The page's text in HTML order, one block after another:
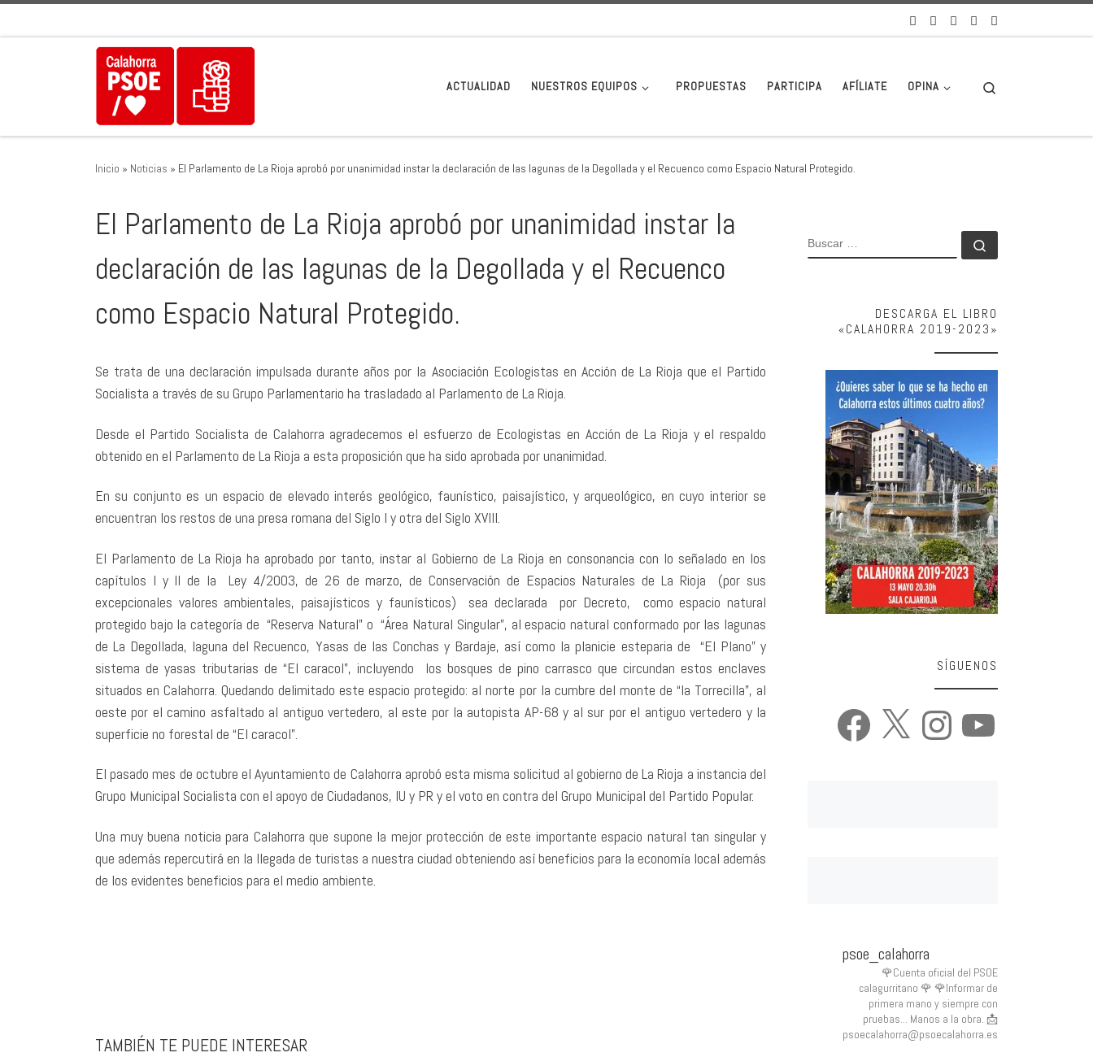
ACTUALIDAD NUESTROS EQUIPOS PROPUESTAS PARTICIPA AFÍLIATE OPINA
Inicio » Noticias » El Parlamento de La Rioja aprobó por unanimidad instar la declaración de las lagunas de la Degollada y el Recuenco como Espacio Natural Protegido.
El Parlamento de La Rioja aprobó por unanimidad instar la
declaración de las lagunas de la Degollada y el Recuenco
como Espacio Natural Protegido.
Se trata de una declaración impulsada durante años por la Asociación Ecologistas en Acción de La Rioja que el Partido
Socialista a través de su Grupo Parlamentario ha trasladado al Parlamento de La Rioja.
Desde el Partido Socialista de Calahorra agradecemos el esfuerzo de Ecologistas en Acción de La Rioja y el respaldo
obtenido en el Parlamento de La Rioja a esta proposición que ha sido aprobada por unanimidad.
En su conjunto es un espacio de elevado interés geológico, faunístico, paisajístico, y arqueológico, en cuyo interior se
encuentran los restos de una presa romana del Siglo I y otra del Siglo XVIII.
El Parlamento de La Rioja ha aprobado por tanto, instar al Gobierno de La Rioja en consonancia con lo señalado en los
capítulos I y II de la Ley 4/2003, de 26 de marzo, de Conservación de Espacios Naturales de La Rioja (por sus
excepcionales valores ambientales, paisajísticos y faunísticos) sea declarada por Decreto, como espacio natural
protegido bajo la categoría de “Reserva Natural” o “Área Natural Singular”, al espacio natural conformado por las lagunas
de La Degollada, laguna del Recuenco, Yasas de las Conchas y Bardaje, así como la planicie esteparia de “El Plano” y
sistema de yasas tributarias de “El caracol”, incluyendo los bosques de pino carrasco que circundan estos enclaves
situados en Calahorra. Quedando delimitado este espacio protegido: al norte por la cumbre del monte de “la Torrecilla”, al
oeste por el camino asfaltado al antiguo vertedero, al este por la autopista AP-68 y al sur por el antiguo vertedero y la
superficie no forestal de “El caracol”.
El pasado mes de octubre el Ayuntamiento de Calahorra aprobó esta misma solicitud al gobierno de La Rioja a instancia del
Grupo Municipal Socialista con el apoyo de Ciudadanos, IU y PR y el voto en contra del Grupo Municipal del Partido Popular.
Una muy buena noticia para Calahorra que supone la mejor protección de este importante espacio natural tan singular y
que además repercutirá en la llegada de turistas a nuestra ciudad obteniendo así beneficios para la economía local además
de los evidentes beneficios para el medio ambiente.
TAMBIÉN TE PUEDE INTERESAR
BUSCAR
DESCARGA EL LIBRO
«CALAHORRA 2019-2023»
SÍGUENOS
Facebook Instagram YouTube
psoe_calahorra
🌹Cuenta oficial del PSOE
calagurritano 🌹 🌹Informar de
primera mano y siempre con
pruebas... Manos a la obra. 📩
psoecalahorra@psoecalahorra.es